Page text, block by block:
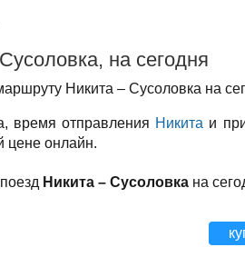
на сегодня
Никита – Сусоловка на
время отправления Никита и
цене онлайн.
Никита – Сусоловка на